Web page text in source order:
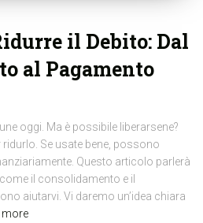
il Debito: Dal
al Pagamento
oggi. Ma è possibile liberarsene?
Se usate bene, possono
Questo articolo parlerà
il consolidamento e il
aiutarvi. Vi daremo un’idea chiara
more